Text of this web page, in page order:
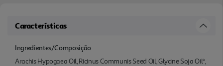
Características
Ingredientes/Composição
Arachis Hypogaea Oil, Ricinus Communis Seed Oil, Glycine Soja Oil*,